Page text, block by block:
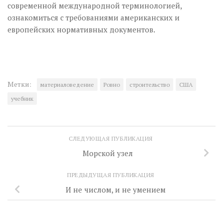
современной международной терминологией,
ознакомиться с требованиями американских и
европейских нормативных документов.
Метки: материаловедение Ровно строительство
США
учебник
СЛЕДУЮЩАЯ ПУБЛИКАЦИЯ
Морской узел
ПРЕДЫДУЩАЯ ПУБЛИКАЦИЯ
И не числом, и не умением